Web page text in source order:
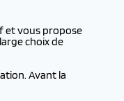
et vous propose
choix de
Avant la